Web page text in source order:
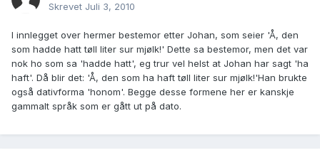
Skrevet Juli 3, 2010
I innlegget over hermer bestemor etter Johan, som seier 'Å, den
som hadde hatt tøll liter sur mjølk!' Dette sa bestemor, men det var
nok ho som sa 'hadde hatt', eg trur vel helst at Johan har sagt 'ha
haft'. Då blir det: 'Å, den som ha haft tøll liter sur mjølk!'Han brukte
også dativforma 'honom'. Begge desse formene her er kanskje
gammalt språk som er gått ut på dato.